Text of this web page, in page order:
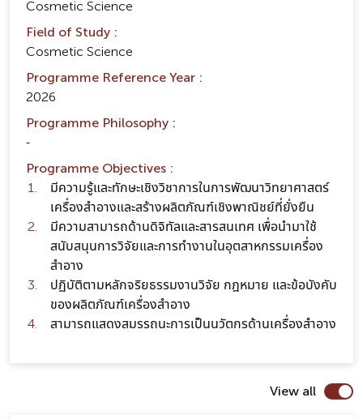
Cosmetic Science
Field of Study :
Cosmetic Science
Programme Reference Year :
2026
Programme Philosophy :
-
Programme Objectives :
มีความรู้และทักษะเชิงวิชาการในการพัฒนาวิทยาศาสตร์
เครื่องสำอางและสร้างผลิตภัณฑ์เชิงพาณิชย์ที่ยั่งยืน
มีความสามารถด้านดิจิทัลและสารสนเทศ เพื่อนำมาใช้
สนับสนุนการวิจัยและการทำงานในอุตสาหกรรมเครื่อง
สำอาง
ปฏิบัติตามหลักจริยธรรมงานวิจัย กฎหมาย และข้อบังคับ
ของผลิตภัณฑ์เครื่องสำอาง
สามารถแสดงสมรรถนะการเป็นนวัตกรด้านเครื่องสำอาง
View all